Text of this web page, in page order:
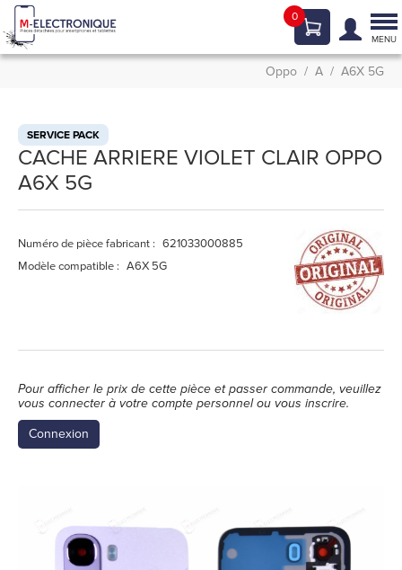
0
MENU
Oppo A A6X 5G
SERVICE PACK
CACHE ARRIERE VIOLET CLAIR OPPO
A6X 5G
Numéro de pièce fabricant : 621033000885
Modèle compatible : A6X 5G
Pour afficher le prix de cette pièce et passer commande, veuillez
vous connecter à votre compte personnel ou vous inscrire.
Connexion